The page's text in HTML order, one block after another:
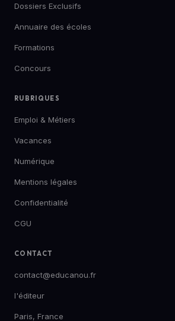
Dossiers Exclusifs
Annuaire des écoles
Formations
Concours
RUBRIQUES
Emploi & Métiers
Vacances
Numérique
Mentions légales
Confidentialité
CGU
CONTACT
contact@educanou.fr
l'éditeur
Paris, France